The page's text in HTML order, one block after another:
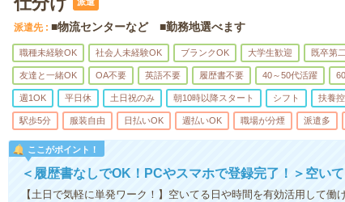
派遣先 ■物流センターなど ■勤務地選べます
職種未経験OK 社会人未経験OK ブランクOK 大学生歓迎 既卒第
友達と一緒OK OA不要 英語不要 履歴書不要 40～50代活躍
週1OK 平日休 土日祝のみ 朝10時以降スタート シフト 扶養
駅歩5分 服装自由 日払いOK 週払いOK 職場が分煙 派遣多
ここがポイント！
＜履歴書なしでOK！PCやスマホで登録完了！＞空い
【土日で気軽に単発ワーク！】空いてる日や時間を有効活用して働